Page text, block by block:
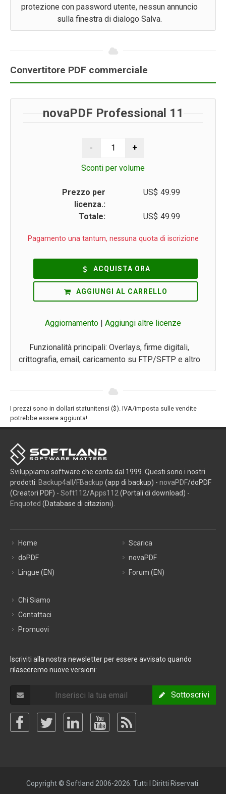
protezione con password utente, nessun annuncio
sulla finestra di dialogo Salva.
Convertitore PDF commerciale
novaPDF Professional 11
Sconti per volume
Prezzo per
licenza.:
US$ 49.99
Totale: US$ 49.99
Pagamento una tantum, nessuna quota di iscrizione
ACQUISTA ORA
AGGIUNGI AL CARRELLO
Aggiornamento | Aggiungi altre licenze
Funzionalità principali: Overlays, firme digitali,
crittografia, email, caricamento su FTP/SFTP e altro
I prezzi sono in dollari statunitensi ($). IVA/imposta sulle vendite
potrebbe essere aggiunta!
Sviluppiamo software che conta dal 1999. Questi sono i nostri
prodotti: Backup4all /FBackup (app di backup) - novaPDF/doPDF
(Creatori PDF) - Soft112/Apps112 (Portali di download) -
Enquoted (Database di citazioni).
Home
doPDF
Lingue (EN)
Scarica
novaPDF
Forum (EN)
Chi Siamo
Contattaci
Promuovi
Iscriviti alla nostra newsletter per essere avvisato quando
rilasceremo nuove versioni:
Sottoscrivi
Copyright © Softland 2006-2026. Tutti I Diritti Riservati.